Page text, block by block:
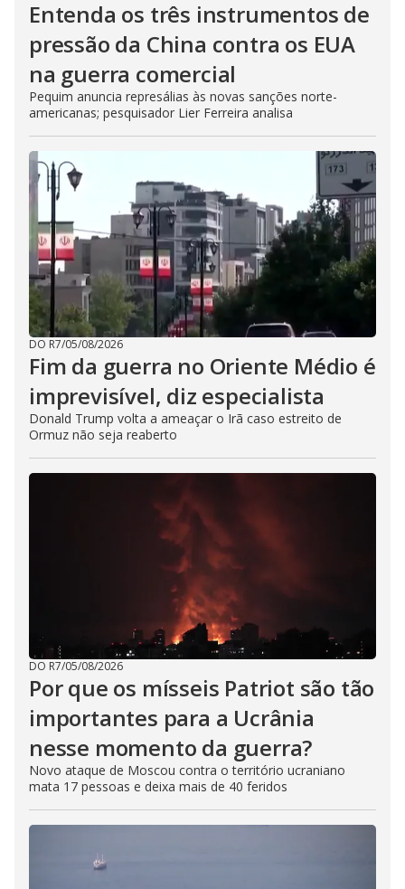
Entenda os três instrumentos de
pressão da China contra os EUA
na guerra comercial
Pequim anuncia represálias às novas sanções norte-
americanas; pesquisador Lier Ferreira analisa
DO R7/05/08/2026
Fim da guerra no Oriente Médio é
imprevisível, diz especialista
Donald Trump volta a ameaçar o Irã caso estreito de
Ormuz não seja reaberto
DO R7/05/08/2026
Por que os mísseis Patriot são tão
importantes para a Ucrânia
nesse momento da guerra?
Novo ataque de Moscou contra o território ucraniano
mata 17 pessoas e deixa mais de 40 feridos